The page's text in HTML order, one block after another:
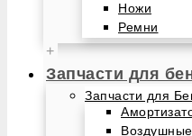
Ножи
Ремни
+
Запчасти для
Запчасти для